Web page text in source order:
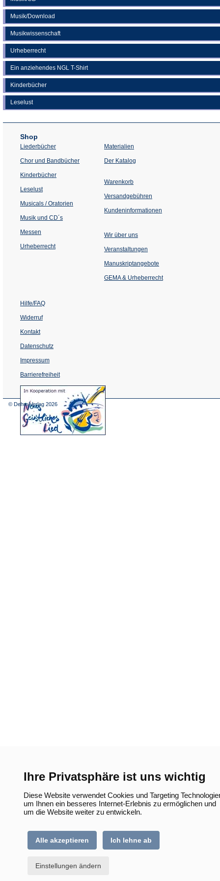
Ihre Privatsphäre ist uns wichtig
Diese Website verwendet Cookies und Targeting
um Ihnen ein besseres Internet-Erlebnis zu ermöglichen und
um die Website weiter zu entwickeln.
Alle akzeptieren Ich lehne ab
Einstellungen ändern
Musik/Download
Musikwissenschaft
Urheberrecht
Ein anziehendes NGL T-Shirt
Kinderbücher
Leselust
Shop
Liederbücher
Chor und Bandbücher
Kinderbücher
Leselust
Musicals / Oratorien
Musik und CD´s
Messen
Urheberrecht
Materialien
Der Katalog
Warenkorb
Versandgebühren
Kundeninformationen
Wir über uns
Veranstaltungen
einem
Tab)
Manuskriptangebote
GEMA & Urheberrecht
Hilfe/FAQ
Widerruf
Kontakt
Datenschutz
Impressum
Barrierefreiheit
(Öffnet
in
© Dehm Verlag 2026